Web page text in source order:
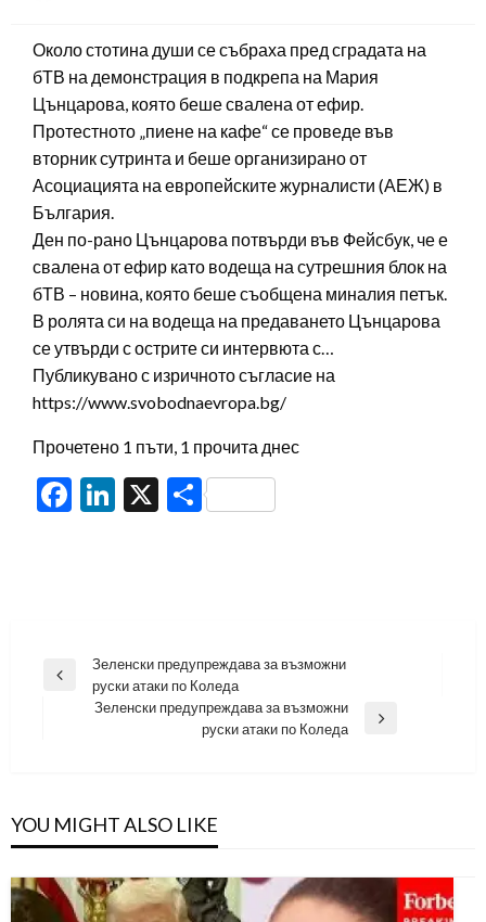
Около стотина души се събраха пред сградата на
бТВ на демонстрация в подкрепа на Мария
Цънцарова, която беше свалена от ефир.
Протестното „пиене на кафе“ се проведе във
вторник сутринта и беше организирано от
Асоциацията на европейските журналисти (АЕЖ) в
България.
Ден по-рано Цънцарова потвърди във Фейсбук, че е
свалена от ефир като водеща на сутрешния блок на
бТВ – новина, която беше съобщена миналия петък.
В ролята си на водеща на предаването Цънцарова
се утвърди с острите си интервюта с…
Публикувано с изричното съгласие на
https://www.svobodnaevropa.bg/
Прочетено 1 пъти, 1 прочита днес
Facebook
LinkedIn
X Share
Навигация
Previous
Зеленски предупреждава за възможни
руски атаки по Коледа
Зеленски предупреждава за възможни
руски атаки по Коледа
YOU MIGHT ALSO LIKE